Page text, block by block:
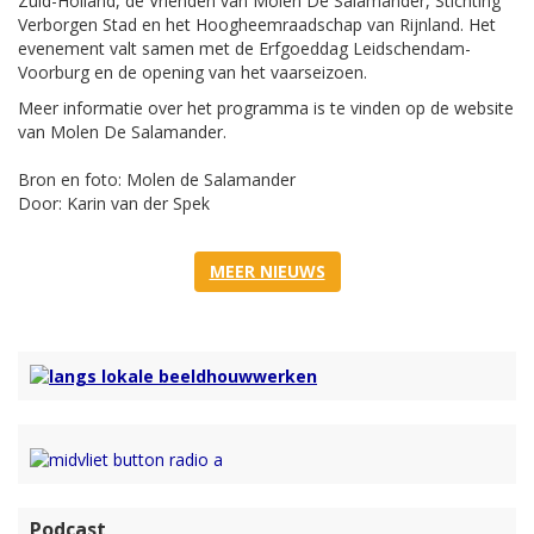
Verborgen Stad en het Hoogheemraadschap van Rijnland. Het
evenement valt samen met de Erfgoeddag Leidschendam-
Voorburg en de opening van het vaarseizoen.
Meer informatie over het programma is te vinden op de website
van Molen De Salamander.
Bron en foto: Molen de Salamander
Door: Karin van der Spek
MEER NIEUWS